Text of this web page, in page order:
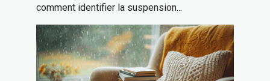
comment identifier la suspension...